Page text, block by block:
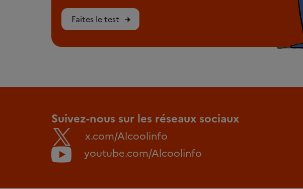
Faites le test
Suivez-nous sur les réseaux sociaux
x.com/Alcoolinfo
youtube.com/Alcoolinfo